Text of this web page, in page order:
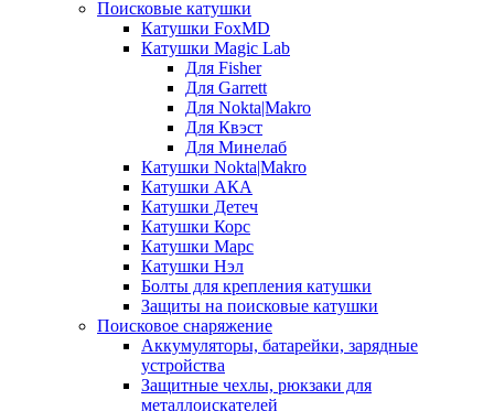
Поисковые катушки
Катушки FoxMD
Катушки Magic Lab
Для Fisher
Для Garrett
Для Nokta|Makro
Для Квэст
Для Минелаб
Катушки Nokta|Makro
Катушки АКА
Катушки Детеч
Катушки Корс
Катушки Марс
Катушки Нэл
Болты для крепления катушки
Защиты на поисковые катушки
Поисковое снаряжение
Аккумуляторы, батарейки, зарядные
устройства
Защитные чехлы, рюкзаки для
металлоискателей